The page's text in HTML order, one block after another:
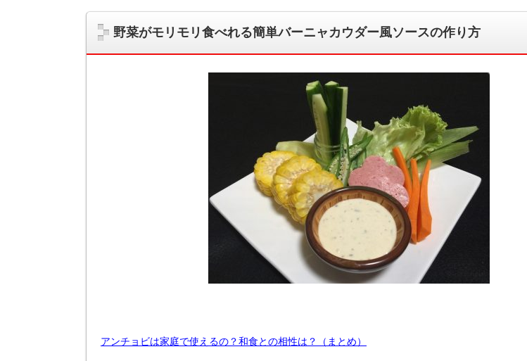
野菜がモリモリ食べれる簡単バーニャカウダー風ソースの作り方
アンチョビは家庭で使えるの？和食との相性は？（まとめ）